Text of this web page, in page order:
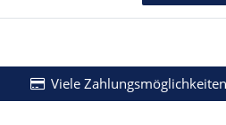
Viele Zahlungsmöglichkeiten